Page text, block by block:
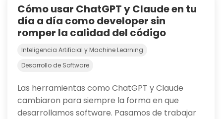
Cómo usar ChatGPT y Claude en tu
día a día como developer sin
romper la calidad del código
Inteligencia Artificial y Machine Learning
Desarrollo de Software
Las herramientas como ChatGPT y Claude
cambiaron para siempre la forma en que
desarrollamos software. Pasamos de trabajar